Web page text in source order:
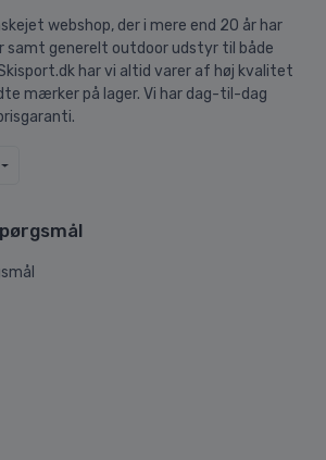
webshop, der i mere end 20 år har
samt generelt outdoor udstyr til både
har vi altid varer af høj kvalitet
mærker på lager. Vi har dag-til-dag